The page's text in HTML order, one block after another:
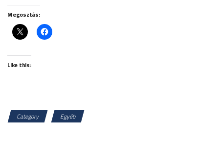
Megosztás:
Like this:
Category Egyéb